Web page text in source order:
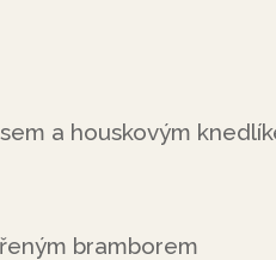
a houskovým
bramborem